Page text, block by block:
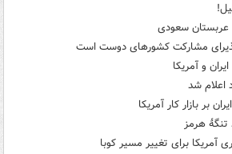
عربستان سعودی
پذیرای مشارکت کشورهای دوست است
و آمریکا
اعلام شد
بر بازار کار آمریکا
هرمز
آمریکا برای تغییر مسیر کوبا